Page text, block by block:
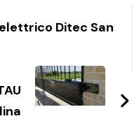
Ditec San